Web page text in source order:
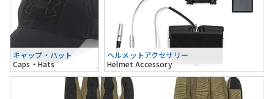
キャップ・ハット
Caps・Hats
ヘルメットアクセサリー
Helmet Accessory